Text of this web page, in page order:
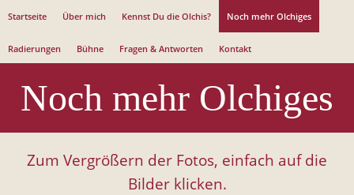
Jump to navigation
Startseite Über mich Kennst Du die Olchis? Noch mehr Olchiges
Radierungen Bühne Fragen & Antworten Kontakt
Noch mehr Olchiges
Zum Vergrößern der Fotos, einfach auf die
Bilder klicken.